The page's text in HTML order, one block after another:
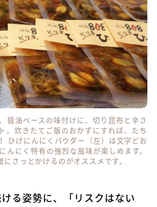
醤油ベースの味付けに、切り昆布と辛さ
。炊きたてご飯のおかずにすれば、たち
ひげにんにくパウダー（左）は文字どお
んにく特有の強烈な風味が楽しめます。
さっとかけるのがオススメです。
る姿勢に、「リスクはない